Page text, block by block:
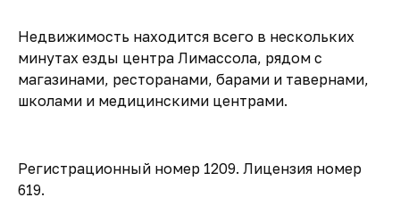
Недвижимость находится всего в нескольких
минутах езды центра Лимассола, рядом с
магазинами, ресторанами, барами и тавернами,
школами и медицинскими центрами.
Регистрационный номер 1209. Лицензия номер
619.